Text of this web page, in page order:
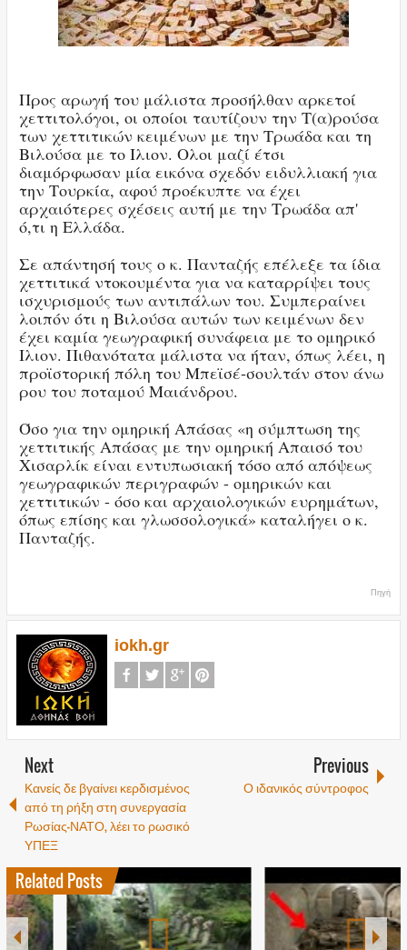
Προς αρωγή του μάλιστα προσήλθαν αρκετοί
χεττιτολόγοι, οι οποίοι ταυτίζουν την Τ(α)ρούσα
των χεττιτικών κειμένων με την Τρωάδα και τη
Βιλούσα με το Ιλιον. Ολοι μαζί έτσι
διαμόρφωσαν μία εικόνα σχεδόν ειδυλλιακή για
την Τουρκία, αφού προέκυπτε να έχει
αρχαιότερες σχέσεις αυτή με την Τρωάδα απ'
ό,τι η Ελλάδα.
Σε απάντησή τους ο κ. Πανταζής επέλεξε τα ίδια
χεττιτικά ντοκουμέντα για να καταρρίψει τους
ισχυρισμούς των αντιπάλων του. Συμπεραίνει
λοιπόν ότι η Βιλούσα αυτών των κειμένων δεν
έχει καμία γεωγραφική συνάφεια με το ομηρικό
Ιλιον. Πιθανότατα μάλιστα να ήταν, όπως λέει, η
προϊστορική πόλη του Μπεϊσέ-σουλτάν στον άνω
ρου του ποταμού Μαιάνδρου.
Όσο για την ομηρική Απάσας «η σύμπτωση της
χεττιτικής Απάσας με την ομηρική Απαισό του
Χισαρλίκ είναι εντυπωσιακή τόσο από απόψεως
γεωγραφικών περιγραφών - ομηρικών και
χεττιτικών - όσο και αρχαιολογικών ευρημάτων,
όπως επίσης και γλωσσολογικά» καταλήγει ο κ.
Πανταζής.
Πηγή
iokh.gr
Next
Κανείς δε βγαίνει κερδισμένος
από τη ρήξη στη συνεργασία
Ρωσίας-ΝΑΤΟ, λέει το ρωσικό
ΥΠΕΞ
Previous
Ο ιδανικός σύντροφος
Related Posts